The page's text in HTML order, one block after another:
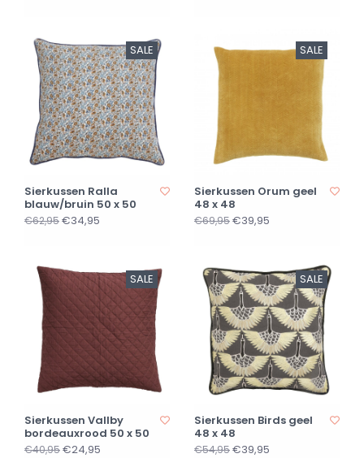
SALE
Sierkussen Ralla
blauw/bruin 50 x 50
€62,95€34,95
SALE
Sierkussen Orum geel
48 x 48
€69,95€39,95
SALE
Sierkussen Vallby
bordeauxrood 50 x 50
€40,95€24,95
SALE
Sierkussen Birds geel
48 x 48
€54,95€39,95